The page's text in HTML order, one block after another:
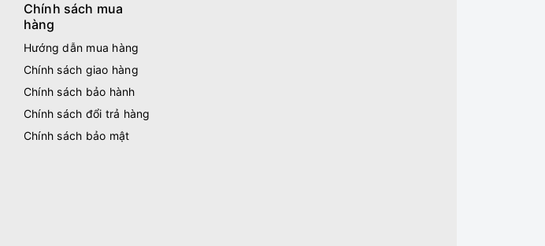
Chính sách mua
hàng
Hướng dẫn mua hàng
Chính sách giao hàng
Chính sách bảo hành
Chính sách đổi trả hàng
Chính sách bảo mật